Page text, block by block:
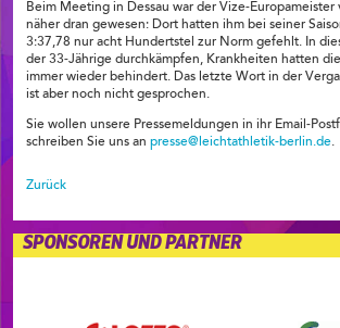
Beim Meeting in Dessau war der Vize-Europameister
näher dran gewesen: Dort hatten ihm bei seiner
3:37,78 nur acht Hundertstel zur Norm gefehlt. In
der 33-Jährige durchkämpfen, Krankheiten hatten
immer wieder behindert. Das letzte Wort in der
ist aber noch nicht gesprochen.
Sie wollen unsere Pressemeldungen in ihr Email-
schreiben Sie uns an presse@leichtathletik-berlin.de.
Zurück
SPONSOREN UND PARTNER